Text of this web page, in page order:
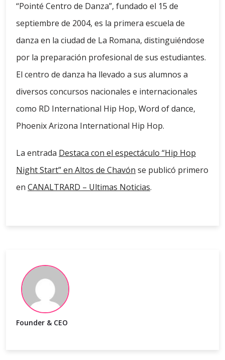
“Pointé Centro de Danza”, fundado el 15 de
septiembre de 2004, es la primera escuela de
danza en la ciudad de La Romana, distinguiéndose
por la preparación profesional de sus estudiantes.
El centro de danza ha llevado a sus alumnos a
diversos concursos nacionales e internacionales
como RD International Hip Hop, Word of dance,
Phoenix Arizona International Hip Hop.
La entrada Destaca con el espectáculo “Hip Hop
Night Start” en Altos de Chavón se publicó primero
en CANALTRARD – Ultimas Noticias.
Founder & CEO